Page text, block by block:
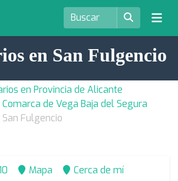
en San Fulgencio
en Provincia de Alicante
de Vega Baja del Segura
Fulgencio
Mapa Cerca de mí